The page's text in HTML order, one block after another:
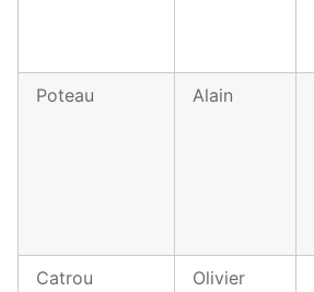
Poteau Alain
Catrou Olivier